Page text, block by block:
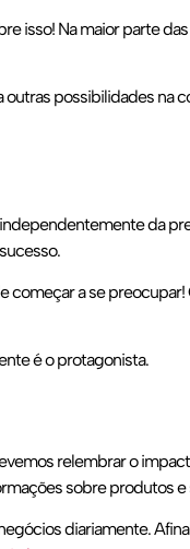
isso! Na maior parte
outras possibilidades na
da
começar a se
é o protagonista.
relembrar o
sobre produtos e
diariamente.